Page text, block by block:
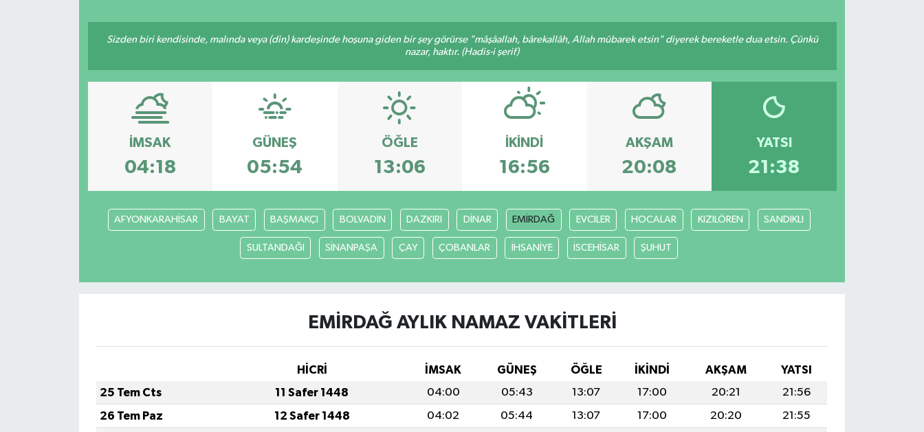
Sizden biri kendisinde, malında veya (din) kardeşinde hoşuna giden bir şey görürse "mâşâallah, bârekallâh, Allah mübarek etsin" diyerek bereketle dua etsin. Çünkü
nazar, haktır. (Hadis-i şerif)
İMSAK
04:18
GÜNEŞ
05:54
ÖĞLE
13:06
İKINDI
16:56
AKŞAM
20:08
YATSI
21:38
AFYONKARAHİSAR BAYAT BAŞMAKÇI BOLVADİN DAZKIRI DİNAR EMİRDAĞ EVCİLER HOCALAR KIZILÖREN SANDIKLI
SULTANDAĞI SİNANPAŞA ÇAY ÇOBANLAR İHSANİYE İSCEHİSAR ŞUHUT
EMİRDAĞ AYLIK NAMAZ VAKITLERI
HİCRİ İMSAK GÜNEŞ ÖĞLE İKINDI AKŞAM
YATSI
25 Tem Cts
11 Safer 1448 04:00 05:43 13:07 17:00 20:21
21:56
26 Tem Paz
12 Safer 1448 04:02 05:44 13:07 17:00 20:20
21:55
Resmi İlan